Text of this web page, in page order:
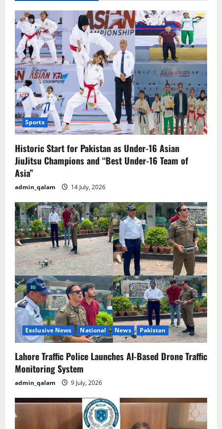
Sports
Historic Start for Pakistan as Under-16 Asian
JiuJitsu Champions and “Best Under-16 Team of
Asia”
admin_qalam 14 July, 2026
Exclusive News National News Pakistan
Lahore Traffic Police Launches AI-Based Drone Traffic
Monitoring System
admin_qalam 9 July, 2026